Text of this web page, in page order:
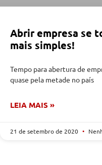
Abrir empresa se
mais simples!
Tempo para abertura de
quase pela metade no país
LEIA MAIS »
21 de setembro de 2020